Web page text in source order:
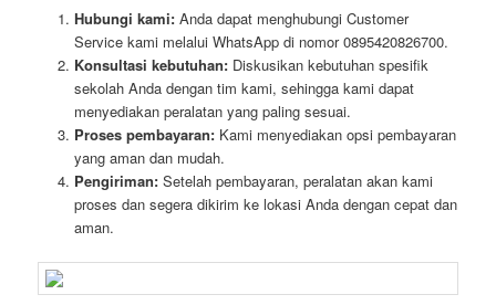
Hubungi kami:Anda dapat menghubungi Customer
Service kami melalui WhatsApp di nomor 0895420826700.
Konsultasi kebutuhan:Diskusikan kebutuhan spesifik
sekolah Anda dengan tim kami, sehingga kami dapat
menyediakan peralatan yang paling sesuai.
Proses pembayaran:Kami menyediakan opsi pembayaran
yang aman dan mudah.
Pengiriman:Setelah pembayaran, peralatan akan kami
proses dan segera dikirim ke lokasi Anda dengan cepat dan
aman.